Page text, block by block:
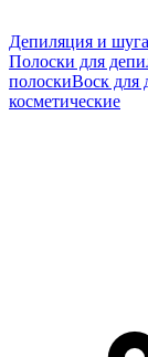
Депиляция и
Полоски для
полоскиВоск для
косметические